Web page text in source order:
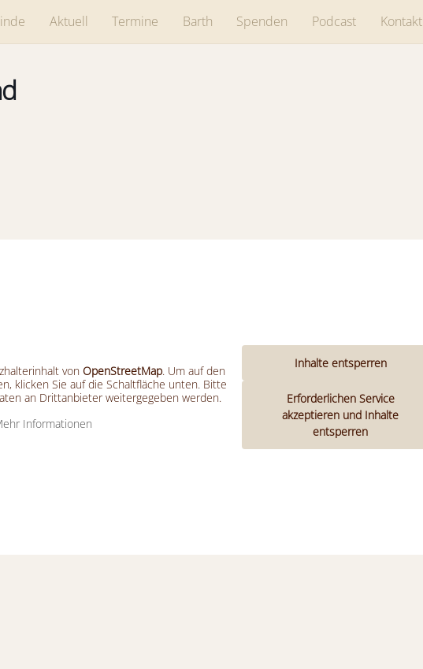
Aktuell Termine Barth Spenden Podcast Kontakt
von OpenStreetMap. Um auf den
klicken Sie auf die Schaltfläche unten. Bitte
an Drittanbieter weitergegeben werden.
Informationen
Inhalte entsperren
Erforderlichen Service
akzeptieren und Inhalte
entsperren